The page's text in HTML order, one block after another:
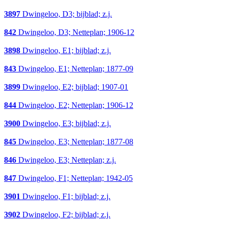
3897 Dwingeloo, D3; bijblad; z.j.
842 Dwingeloo, D3; Netteplan; 1906-12
3898 Dwingeloo, E1; bijblad; z.j.
843 Dwingeloo, E1; Netteplan; 1877-09
3899 Dwingeloo, E2; bijblad; 1907-01
844 Dwingeloo, E2; Netteplan; 1906-12
3900 Dwingeloo, E3; bijblad; z.j.
845 Dwingeloo, E3; Netteplan; 1877-08
846 Dwingeloo, E3; Netteplan; z.j.
847 Dwingeloo, F1; Netteplan; 1942-05
3901 Dwingeloo, F1; bijblad; z.j.
3902 Dwingeloo, F2; bijblad; z.j.